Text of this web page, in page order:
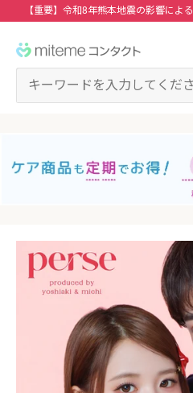
【重要】令和8年熊本地震の影響によ
miteme
contact
ログイン・新規会
クリニックフォアやアプリ「クリフォア」
レンズタイプから探す
乱視用
遠近両用
ケア用品
メーカーから探す
ジョンソン・エンド・ジ
クーパービジョン
ボシュロム
PIA